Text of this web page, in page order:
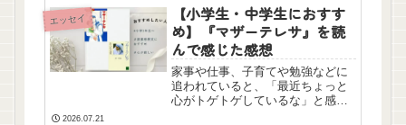
の記録。心揺さぶられるノンフィ
クションです。
エッセイ
【小学生・中学生におすす
め】『マザーテレサ』を読
んで感じた感想
家事や仕事、子育てや勉強などに
追われていると、「最近ちょっと
心がトゲトゲしているな」と感じ
2026.07.21